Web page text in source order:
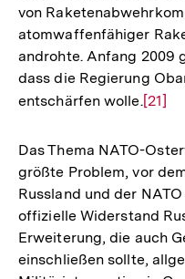
von
atomwaffenfähiger
androhte. Anfang 2009
dass die Regierung
entschärfen wolle.Zur
der
[21]
Das Thema NATO-
größte Problem, vor
Russland und der
offizielle Widerstand
Erweiterung, die auch
einschließen sollte,